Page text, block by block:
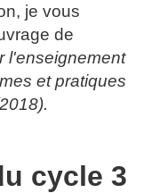
je vous
de
l'enseignement
et pratiques
cycle 3